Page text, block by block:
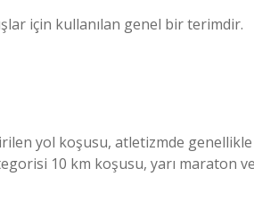
için kullanılan genel bir terimdir.
yol koşusu, atletizmde genellikle
10 km koşusu, yarı maraton